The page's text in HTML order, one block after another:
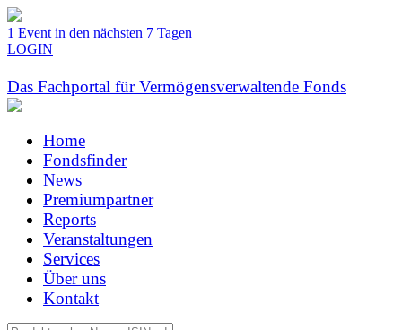
1 Event in den nächsten 7 Tagen
LOGIN
Das Fachportal für Vermögensverwaltende Fonds
Home
Fondsfinder
News
Premiumpartner
Reports
Veranstaltungen
Services
Über uns
Kontakt